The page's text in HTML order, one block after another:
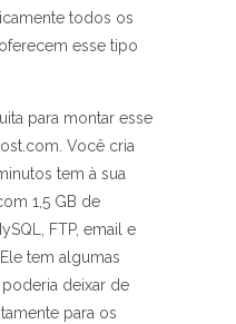
todos os
esse tipo
para montar esse
Você cria
tem à sua
1,5 GB de
FTP, email e
tem algumas
deixar de
para os